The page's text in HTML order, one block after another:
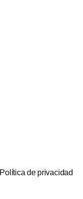
Política de privacidad